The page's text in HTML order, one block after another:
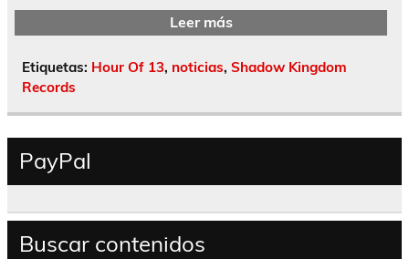
Leer más
Etiquetas: Hour Of 13, noticias, Shadow Kingdom
Records
PayPal
Buscar contenidos